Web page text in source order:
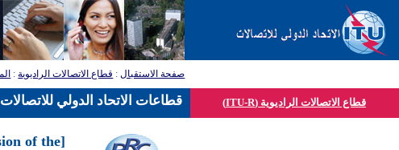
صفحة الاستقبال: قطاع الاتصالات الراديوية:
قطاع الاتصالات الراديوية (ITU-R)
of the
قطاعات الاتحاد الدولي للاتصالات